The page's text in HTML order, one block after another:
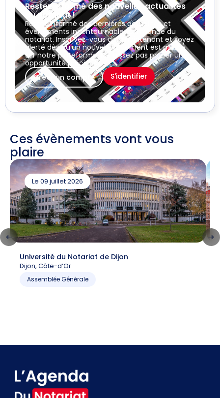
Restez informé des nouvelles actualités
du notariat !
Restez informé des dernières actualités et
événements incontournables du monde du
notariat. Inscrivez-vous dès maintenant et soyez
alerté dès qu’un nouvel événement est ajouté
sur notre plateforme. Ne laissez pas passer une
opportunité précieuse !
Créer un compte
S'identifier
Ces évènements vont vous
plaire
Le 09 juillet 2026
Université du Notariat de Dijon
Dijon, Côte-d’Or
Assemblée Générale